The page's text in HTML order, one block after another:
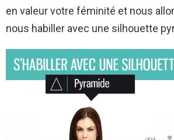
en valeur votre féminité et nous
nous habiller avec une silhouette